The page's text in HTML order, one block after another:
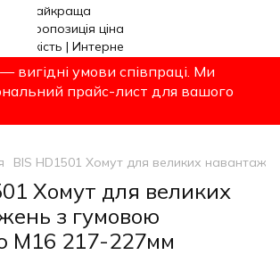
вигідні умови співпраці. Ми
прайс-лист для вашого
BIS HD1501 Хомут для великих
Хомут для великих
з гумовою
M16 217-227мм